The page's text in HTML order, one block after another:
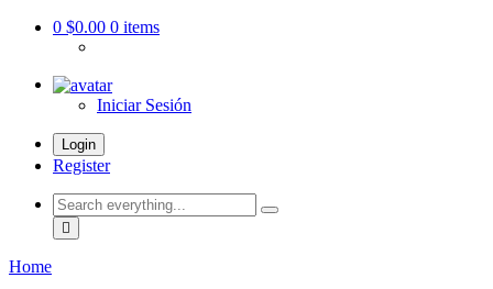
0 $0.00 0 items
Iniciar Sesión
Login
Register
Search
everything...
Home